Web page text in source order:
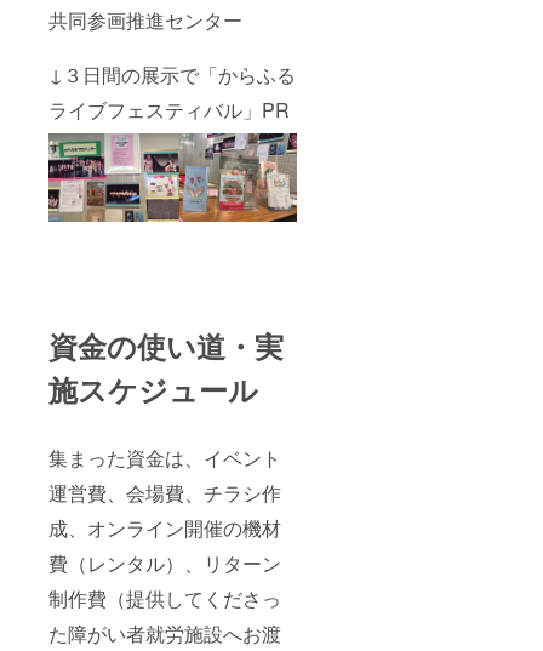
共同参画推進センター
↓３日間の展示で「からふる
ライブフェスティバル」PR
資金の使い道・実
施スケジュール
集まった資金は、イベント
運営費、会場費、チラシ作
成、オンライン開催の機材
費（レンタル）、リターン
制作費（提供してくださっ
た障がい者就労施設へお渡